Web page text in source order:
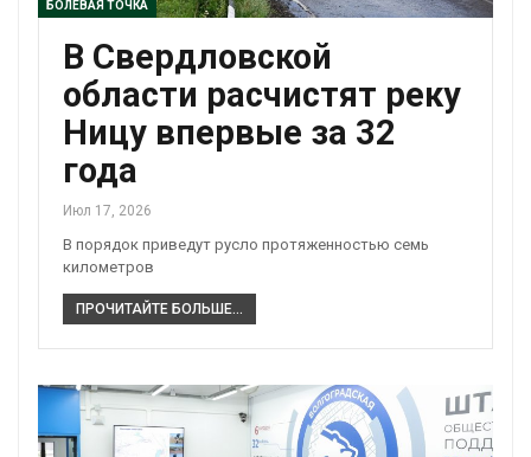
БОЛЕВАЯ ТОЧКА
В Свердловской
области расчистят реку
Ницу впервые за 32
года
Июл 17, 2026
В порядок приведут русло протяженностью семь
километров
ПРОЧИТАЙТЕ БОЛЬШЕ...